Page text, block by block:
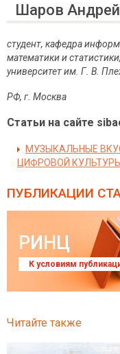
Шаров
студент, кафедра
математики и
университет им. Г. В.
РФ, г. Москва
Статьи на сайте
МУЗЫКАЛЬНЫЕ
ЦИФРОВОЙ
ПУБЛИКАЦИИ
РИНЦ
К условиям
Читайте также